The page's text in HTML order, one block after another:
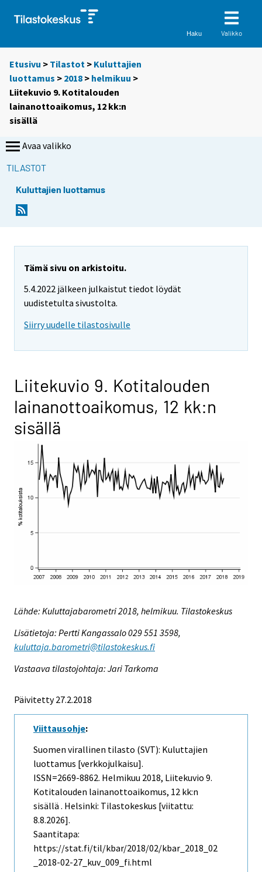
Haku Valikko
Etusivu > Tilastot > Kuluttajien
luottamus > 2018 > helmikuu >
Liitekuvio 9. Kotitalouden
lainanottoaikomus, 12 kk:n
sisällä
Avaa valikko
TILASTOT
Kuluttajien luottamus
Tämä sivu on arkistoitu.
5.4.2022 jälkeen julkaistut tiedot löydät
uudistetulta sivustolta.
Siirry uudelle tilastosivulle
Liitekuvio 9. Kotitalouden
lainanottoaikomus, 12 kk:n
sisällä
Lähde: Kuluttajabarometri 2018, helmikuu. Tilastokeskus
Lisätietoja: Pertti Kangassalo 029 551 3598,
kuluttaja.barometri@tilastokeskus.fi
Vastaava tilastojohtaja: Jari Tarkoma
Päivitetty 27.2.2018
Viittausohje:
Suomen virallinen tilasto (SVT): Kuluttajien
luottamus [verkkojulkaisu].
ISSN=2669-8862. Helmikuu 2018, Liitekuvio 9.
Kotitalouden lainanottoaikomus, 12 kk:n
sisällä . Helsinki: Tilastokeskus [viitattu:
8.8.2026].
Saantitapa:
https://stat.fi/til/kbar/2018/02/kbar_2018_02
_2018-02-27_kuv_009_fi.html